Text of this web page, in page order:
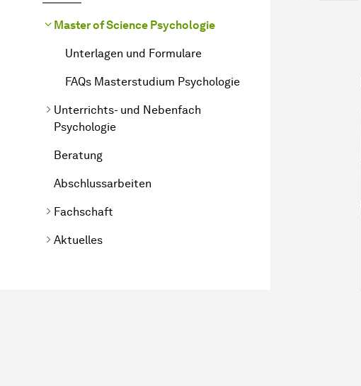
Master of Science Psychologie
Unterlagen und Formulare
FAQs Masterstudium Psychologie
Unterrichts- und Nebenfach
Psychologie
Beratung
Abschlussarbeiten
Fachschaft
Aktuelles